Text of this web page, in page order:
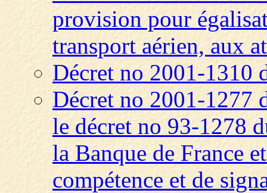
provision pour
transport aérien, aux
Décret no 2001-1310
Décret no 2001-1277
le décret no 93-1278
la Banque de France
compétence et de